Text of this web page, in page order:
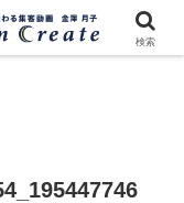
検索